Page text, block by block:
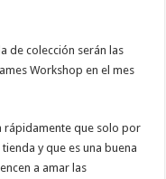
de colección serán las
Workshop en el mes
rápidamente que solo por
y que es una buena
a amar las